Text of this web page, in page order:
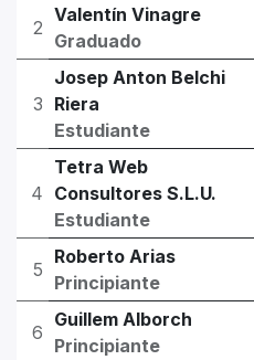
2
Valentín Vinagre
Graduado
3
Josep Anton Belchi
Riera
Estudiante
4
Tetra Web
Consultores S.L.U.
Estudiante
5
Roberto Arias
Principiante
6
Guillem Alborch
Principiante